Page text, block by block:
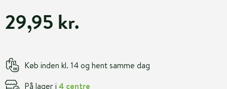
29,95 kr.
Køb inden kl. 14 og hent samme dag
På lager i 4 centre